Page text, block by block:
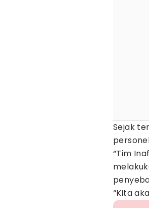
Sejak
“Tim
“Kita